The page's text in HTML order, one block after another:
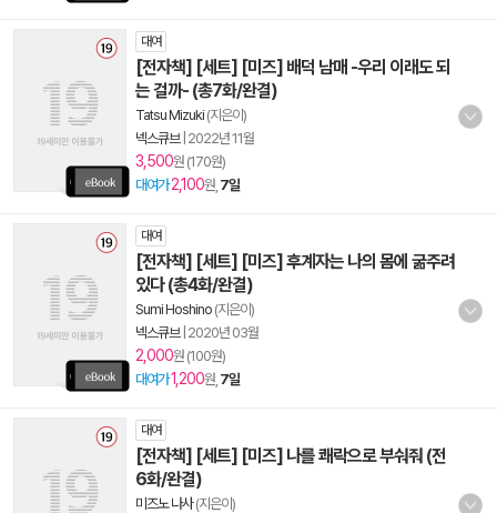
대여
[전자책] [세트] [미즈] 배덕 남매 -우리 이래도 되
는 걸까- (총7화/완결)
Tatsu Mizuki (지은이)
넥스큐브| 2022년 11월
3,500원 (170원)
대여가 2,100원, 7일
대여
[전자책] [세트] [미즈] 후계자는 나의 몸에 굶주려
있다 (총4화/완결)
Sumi Hoshino (지은이)
넥스큐브| 2020년 03월
2,000원 (100원)
대여가1,200원, 7일
대여
[전자책] [세트] [미즈] 나를 쾌락으로 부숴줘 (전
6화/완결)
미즈노 나사(지은이)